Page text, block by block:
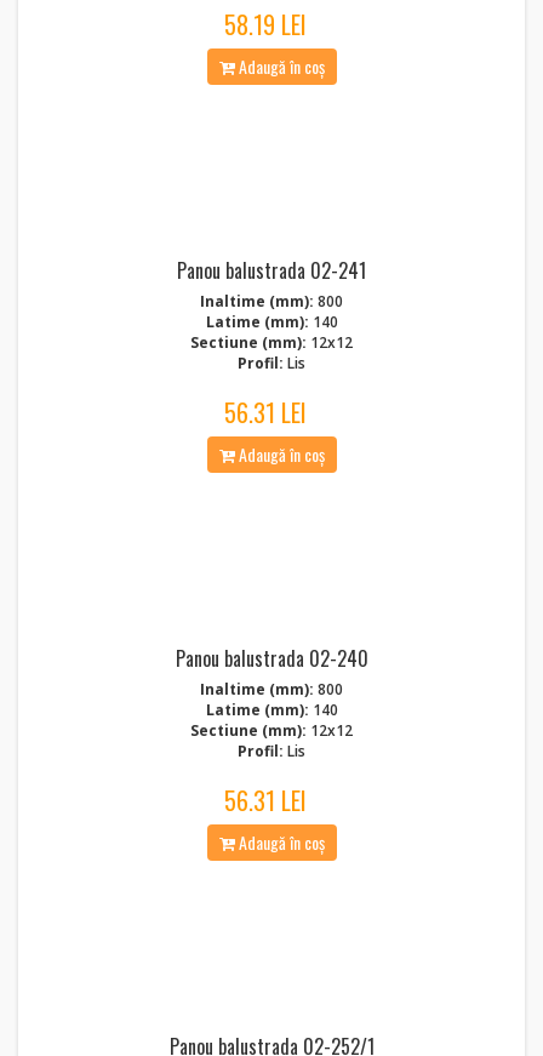
58.19 LEI
Adaugă în coș
Panou balustrada 02-241
Inaltime (mm): 800
Latime (mm): 140
Sectiune (mm): 12x12
Profil: Lis
56.31 LEI
Adaugă în coș
Panou balustrada 02-240
Inaltime (mm): 800
Latime (mm): 140
Sectiune (mm): 12x12
Profil: Lis
56.31 LEI
Adaugă în coș
Panou balustrada 02-252/1